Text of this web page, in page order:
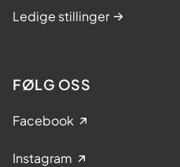
Ledige stillinger
FØLG OSS
Facebook
Instagram